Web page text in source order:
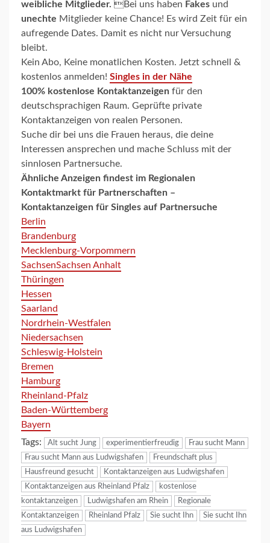
weibliche Mitglieder. Bei uns haben Fakes und
unechte Mitglieder keine Chance! Es wird Zeit für ein
aufregende Dates. Damit es nicht nur Versuchung
bleibt.
Kein Abo, Keine monatlichen Kosten. Jetzt schnell &
kostenlos anmelden! Singles in der Nähe
100% kostenlose Kontaktanzeigen für den
deutschsprachigen Raum. Geprüfte private
Kontaktanzeigen von realen Personen.
Suche dir bei uns die Frauen heraus, die deine
Interessen ansprechen und mache Schluss mit der
sinnlosen Partnersuche.
Ähnliche Anzeigen findest im Regionalen
Kontaktmarkt für Partnerschaften –
Kontaktanzeigen für Singles auf Partnersuche
Berlin
Brandenburg
Mecklenburg-Vorpommern
SachsenSachsen Anhalt
Thüringen
Hessen
Saarland
Nordrhein-Westfalen
Niedersachsen
Schleswig-Holstein
Bremen
Hamburg
Rheinland-Pfalz
Baden-Württemberg
Bayern
Tags:
Alt sucht Jung experimentierfreudig
Frau sucht Mann
Frau sucht Mann aus Ludwigshafen
Freundschaft plus
Hausfreund gesucht
Kontaktanzeigen aus Ludwigshafen
Kontaktanzeigen aus Rheinland Pfalz
kostenlose
kontaktanzeigen
Ludwigshafen am Rhein
Regionale
Kontaktanzeigen
Rheinland Pfalz Sie sucht Ihn
Sie sucht Ihn
aus Ludwigshafen